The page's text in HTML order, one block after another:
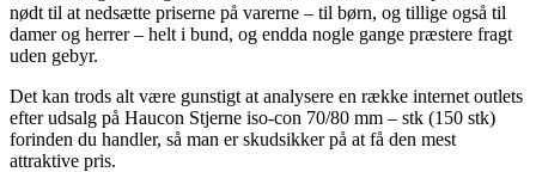
nødt til at nedsætte priserne på varerne – til børn, og tillige også til
damer og herrer – helt i bund, og endda nogle gange præstere fragt
uden gebyr.
Det kan trods alt være gunstigt at analysere en række internet outlets
efter udsalg på Haucon Stjerne iso-con 70/80 mm – stk (150 stk)
forinden du handler, så man er skudsikker på at få den mest
attraktive pris.